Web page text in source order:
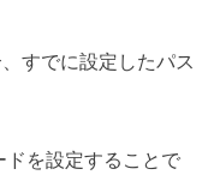
すでに設定したパス
ドを設定することで